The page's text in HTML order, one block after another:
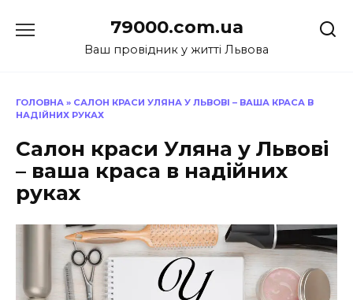
до
79000.com.ua
Ваш провідник у житті Львова
ГОЛОВНА » САЛОН КРАСИ УЛЯНА У ЛЬВОВІ – ВАША КРАСА В
НАДІЙНИХ РУКАХ
Салон краси Уляна у Львові
– ваша краса в надійних
руках